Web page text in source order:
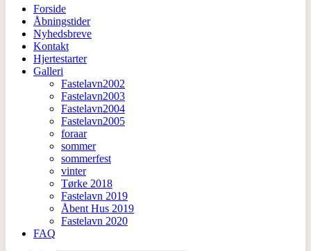
Forside
Åbningstider
Nyhedsbreve
Kontakt
Hjertestarter
Galleri
Fastelavn2002
Fastelavn2003
Fastelavn2004
Fastelavn2005
foraar
sommer
sommerfest
vinter
Tørke 2018
Fastelavn 2019
Åbent Hus 2019
Fastelavn 2020
FAQ